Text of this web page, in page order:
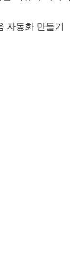
자동화 만들기